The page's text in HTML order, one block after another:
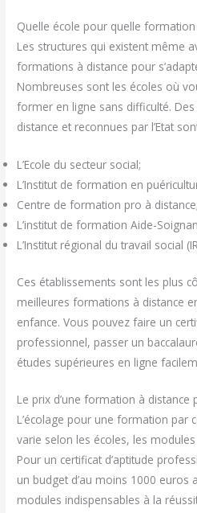
Quelle école pour quelle
Les structures qui existent même
formations à distance pour
Nombreuses sont les écoles où
former en ligne sans difficulté.
distance et reconnues par l’Etat
L’Ecole du secteur social;
L’Institut de formation en
Centre de formation pro à distance;
L’institut de formation Aide-
L’Institut régional du travail social
Ces établissements sont les plus
meilleures formations à distance
enfance. Vous pouvez faire un
professionnel, passer un
études supérieures en ligne
Le prix d’une formation à distance
L’écolage pour une formation par
varie selon les écoles, les modules
Pour un certificat d’aptitude
un budget d’au moins 1000 euros
modules indispensables à la